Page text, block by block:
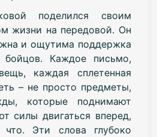
поделился своим
жизни на передовой. Он
и ощутима поддержка
Каждое письмо,
каждая сплетенная
– не просто предметы,
которые поднимают
силы двигаться вперед,
Эти слова глубоко